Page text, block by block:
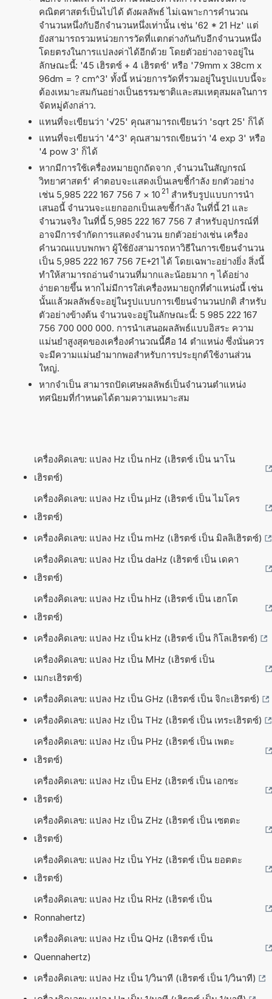
คณิตศาสตร์เป็นไปได้ ดังผลลัพธ์ ไม่เฉพาะการคำนวณ
จำนวนหนึ่งกับอีกจำนวนหนึ่งเท่านั้น เช่น '62 * 21 Hz' แต่
ยังสามารถรวมหน่วยการวัดที่แตกต่างกันกับอีกจำนวนหนึ่ง
โดยตรงในการแปลงค่าได้อีกด้วย โดยตัวอย่างอาจอยู่ใน
ลักษณะนี้: '45 เฮิรตซ์ + 4 เฮิรตซ์' หรือ '79mm x 38cm x
96dm = ? cm^3' ทั้งนี้ หน่วยการวัดที่รวมอยู่ในรูปแบบนี้จะ
ต้องเหมาะสมกันอย่างเป็นธรรมชาติและสมเหตุสมผลในการ
จัดหมู่ดังกล่าว.
แทนที่จะเขียนว่า '√25' คุณสามารถเขียนว่า 'sqrt 25' ก็ได้
แทนที่จะเขียนว่า '4^3' คุณสามารถเขียนว่า '4 exp 3' หรือ
'4 pow 3' ก็ได้
หากมีการใช้เครื่องหมายถูกถัดจาก ,จำนวนในสัญกรณ์
วิทยาศาสตร์' คำตอบจะแสดงเป็นเลขชี้กำลัง ยกตัวอย่าง
เช่น 5,985 222 167 756 7 × 10 21 สำหรับรูปแบบการนำ
เสนอนี้ จำนวนจะแยกออกเป็นเลขชี้กำลัง ในที่นี้ 21 และ
จำนวนจริง ในที่นี้ 5,985 222 167 756 7 สำหรับอุปกรณ์ที่
อาจมีการจำกัดการแสดงจำนวน ยกตัวอย่างเช่น เครื่อง
คำนวณแบบพกพา ผู้ใช้ยังสามารถหาวิธีในการเขียนจำนวน
เป็น 5,985 222 167 756 7E+21 ได้ โดยเฉพาะอย่างยิ่ง สิ่งนี้
ทำให้สามารถอ่านจำนวนที่มากและน้อยมาก ๆ ได้อย่าง
ง่ายดายขึ้น หากไม่มีการใส่เครื่องหมายถูกที่ตำแหน่งนี้ เช่น
นั้นแล้วผลลัพธ์จะอยู่ในรูปแบบการเขียนจำนวนปกติ สำหรับ
ตัวอย่างข้างต้น จำนวนจะอยู่ในลักษณะนี้: 5 985 222 167
756 700 000 000. การนำเสนอผลลัพธ์แบบอิสระ ความ
แม่นยำสูงสุดของเครื่องคำนวณนี้คือ 14 ตำแหน่ง ซึ่งนั่นควร
จะมีความแม่นยำมากพอสำหรับการประยุกต์ใช้งานส่วน
ใหญ่.
หากจำเป็น สามารถปัดเศษผลลัพธ์เป็นจำนวนตำแหน่ง
ทศนิยมที่กำหนดได้ตามความเหมาะสม
เครื่องคิดเลข: แปลง Hz เป็น nHz (เฮิรตซ์ เป็น นาโน
เฮิรตซ์)
เครื่องคิดเลข: แปลง Hz เป็น µHz (เฮิรตซ์ เป็น ไมโคร
เฮิรตซ์)
เครื่องคิดเลข: แปลง Hz เป็น mHz (เฮิรตซ์ เป็น มิลลิเฮิรตซ์)
เครื่องคิดเลข: แปลง Hz เป็น daHz (เฮิรตซ์ เป็น เดคา
เฮิรตซ์)
เครื่องคิดเลข: แปลง Hz เป็น hHz (เฮิรตซ์ เป็น เฮกโต
เฮิรตซ์)
เครื่องคิดเลข: แปลง Hz เป็น kHz (เฮิรตซ์ เป็น กิโลเฮิรตซ์)
เครื่องคิดเลข: แปลง Hz เป็น MHz (เฮิรตซ์ เป็น
เมกะเฮิรตซ์)
เครื่องคิดเลข: แปลง Hz เป็น GHz (เฮิรตซ์ เป็น จิกะเฮิรตซ์)
เครื่องคิดเลข: แปลง Hz เป็น THz (เฮิรตซ์ เป็น เทระเฮิรตซ์)
เครื่องคิดเลข: แปลง Hz เป็น PHz (เฮิรตซ์ เป็น เพตะ
เฮิรตซ์)
เครื่องคิดเลข: แปลง Hz เป็น EHz (เฮิรตซ์ เป็น เอกซะ
เฮิรตซ์)
เครื่องคิดเลข: แปลง Hz เป็น ZHz (เฮิรตซ์ เป็น เซตตะ
เฮิรตซ์)
เครื่องคิดเลข: แปลง Hz เป็น YHz (เฮิรตซ์ เป็น ยอตตะ
เฮิรตซ์)
เครื่องคิดเลข: แปลง Hz เป็น RHz (เฮิรตซ์ เป็น
Ronnahertz)
เครื่องคิดเลข: แปลง Hz เป็น QHz (เฮิรตซ์ เป็น
Quennahertz)
เครื่องคิดเลข: แปลง Hz เป็น 1/วินาที (เฮิรตซ์ เป็น 1/วินาที)